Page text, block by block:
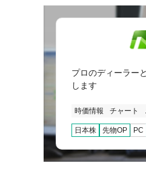
プロのディーラー
します
時価情報 チャート
日本株 先物OP PC